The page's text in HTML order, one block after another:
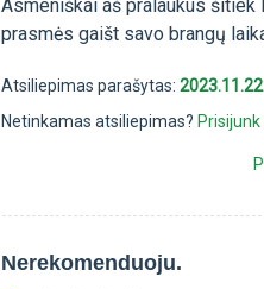
Asmeniškai aš pralaukus
prasmės gaišt savo brangų
Atsiliepimas parašytas:2023.11.22
Netinkamas atsiliepimas? Prisijunk
Nerekomenduoju.